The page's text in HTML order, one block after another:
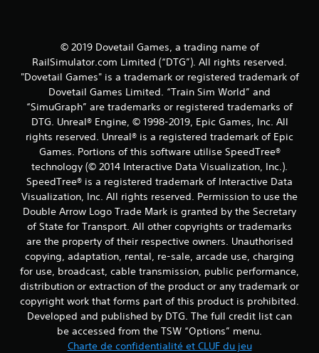
© 2019 Dovetail Games, a trading name of
RailSimulator.com Limited (“DTG”). All rights reserved.
"Dovetail Games" is a trademark or registered trademark of
Dovetail Games Limited. “Train Sim World” and
“SimuGraph” are trademarks or registered trademarks of
DTG. Unreal® Engine, © 1998-2019, Epic Games, Inc. All
rights reserved. Unreal® is a registered trademark of Epic
Games. Portions of this software utilise SpeedTree®
technology (© 2014 Interactive Data Visualization, Inc.).
SpeedTree® is a registered trademark of Interactive Data
Visualization, Inc. All rights reserved. Permission to use the
Double Arrow Logo Trade Mark is granted by the Secretary
of State for Transport. All other copyrights or trademarks
are the property of their respective owners. Unauthorised
copying, adaptation, rental, re-sale, arcade use, charging
for use, broadcast, cable transmission, public performance,
distribution or extraction of the product or any trademark or
copyright work that forms part of this product is prohibited.
Developed and published by DTG. The full credit list can
be accessed from the TSW “Options” menu.
Charte de confidentialité et CLUF du jeu